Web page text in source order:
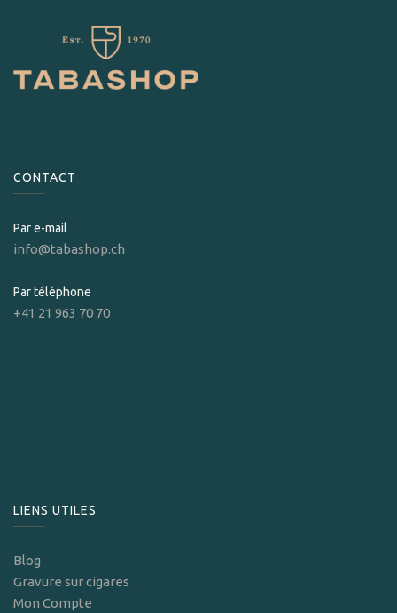
CONTACT
Par e-mail
info@tabashop.ch
Par téléphone
+41 21 963 70 70
LIENS UTILES
Blog
Gravure sur cigares
Mon Compte